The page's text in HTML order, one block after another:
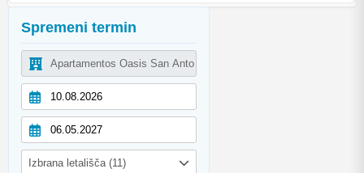
Spremeni termin
Izbrana letališča (11)